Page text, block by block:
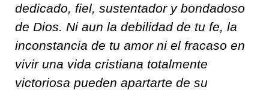
dedicado, fiel, sustentador y bondadoso
de Dios. Ni aun la debilidad de tu fe, la
inconstancia de tu amor ni el fracaso en
vivir una vida cristiana totalmente
victoriosa pueden apartarte de su